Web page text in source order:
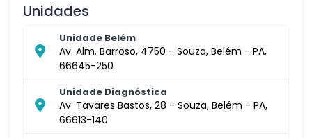
Unidades
Unidade Belém
Av. Alm. Barroso, 4750 - Souza, Belém - PA,
66645-250
Unidade Diagnóstica
Av. Tavares Bastos, 28 - Souza, Belém - PA,
66613-140